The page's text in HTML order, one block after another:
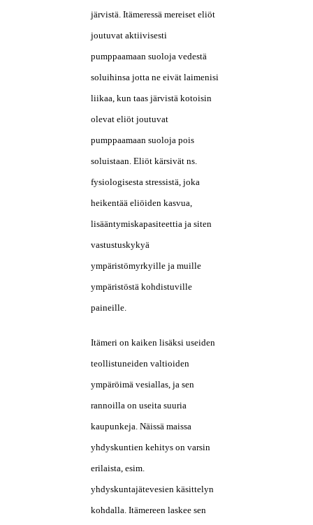
järvistä. Itämeressä mereiset eliöt
joutuvat aktiivisesti
pumppaamaan suoloja vedestä
soluihinsa jotta ne eivät laimenisi
liikaa, kun taas järvistä kotoisin
olevat eliöt joutuvat
pumppaamaan suoloja pois
soluistaan. Eliöt kärsivät ns.
fysiologisesta stressistä, joka
heikentää eliöiden kasvua,
lisääntymiskapasiteettia ja siten
vastustuskykyä
ympäristömyrkyille ja muille
ympäristöstä kohdistuville
paineille.
Itämeri on kaiken lisäksi useiden
teollistuneiden valtioiden
ympäröimä vesiallas, ja sen
rannoilla on useita suuria
kaupunkeja. Näissä maissa
yhdyskuntien kehitys on varsin
erilaista, esim.
yhdyskuntajätevesien käsittelyn
kohdalla. Itämereen laskee sen